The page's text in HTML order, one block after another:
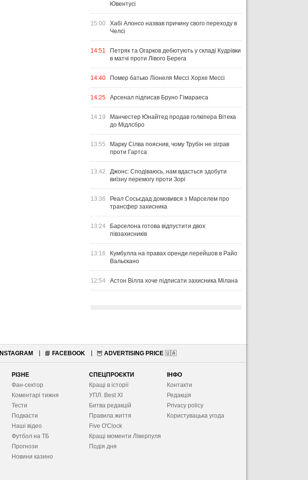
Ювентусі
15:00
Хабі Алонсо назвав причину свого переходу в
Челсі
14:51
Петряк та Огарков дебютують у складі Кудрівки
в матчі проти Лівого Берега
14:40 Помер батько Ліонеля Мессі Хорхе Мессі
14:25 Арсенал підписав Бруно Гімараеса
14:19
Манчестер Юнайтед продав голкіпера Вітека
до Мідлсбро
13:55
Марку Сілва пояснив, чому Трубін не зіграв
проти Гартса
13:42
Джонс: Сподіваюсь, нам вдасться здобути
виїзну перемогу проти Зорі
13:36
Реал Сосьєдад домовився з Марселем про
трансфер захисника
13:24
Барселона готова відпустити двох
півзахисників
13:16
Кумбулла на правах оренди перейшов в Райо
Вальєкано
12:54 Астон Вілла хоче підписати захисника Мілана
INSTAGRAM 📘 FACEBOOK 🦉 ADVERTISING PRICE 🇺🇦
РІЗНЕ
Фан-сектор
Коментарі тижня
Тести
Подкасти
Наші відео
Футбол на ТБ
Прогнози
Новини казино
СПЕЦПРОЄКТИ
Кращі в історії
УПЛ. Best XІ
Битва редакцій
Правила життя
Five O'Clock
Кращі моменти Ліверпуля
Подія дня
ІНФО
Контакти
Редакція
Privacy policy
Користувацька угода